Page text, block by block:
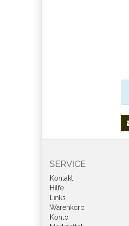
SERVICE
Kontakt
Hilfe
Links
Warenkorb
Konto